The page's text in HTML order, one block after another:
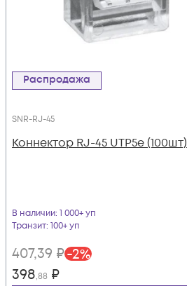
Распродажа
SNR-RJ-45
Коннектор RJ-45 UTP5e (100шт)
В наличии: 1 000+ уп
Транзит: 100+ уп
407,39 ₽-2%
398,88 ₽